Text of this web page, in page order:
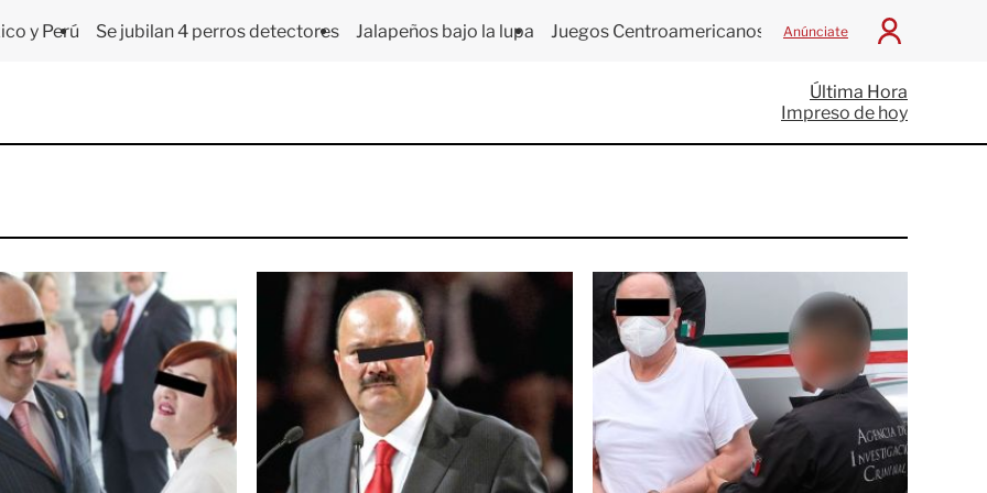
y Perú Se jubilan 4 perros detectores Jalapeños bajo la lupa Juegos Centroamericanos Anúnciate
I
c
i
a
ó
Última Hora
Impreso de hoy